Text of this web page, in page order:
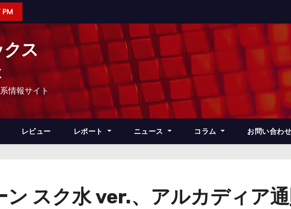
PM
ス
情報サイト
レビュー レポート ニュース コラム お問い合わ
ン スク水 ver.、アルカディア